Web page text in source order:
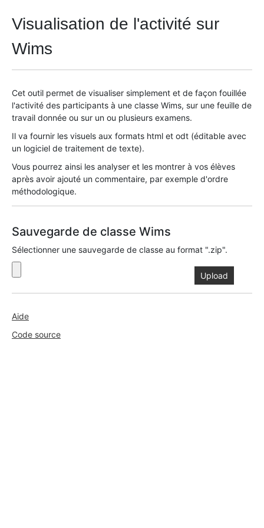
Visualisation de l'activité sur
Wims
Cet outil permet de visualiser simplement et de façon fouillée
l'activité des participants à une classe Wims, sur une feuille de
travail donnée ou sur un ou plusieurs examens.
Il va fournir les visuels aux formats html et odt (éditable avec
un logiciel de traitement de texte).
Vous pourrez ainsi les analyser et les montrer à vos élèves
après avoir ajouté un commentaire, par exemple d'ordre
méthodologique.
Sauvegarde de classe Wims
Sélectionner une sauvegarde de classe au format ".zip".
Aide
Code source